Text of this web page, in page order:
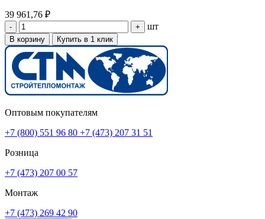
39 961,76 ₽
- + шт
В корзину Купить в 1 клик
Оптовым покупателям
+7 (800) 551 96 80 +7 (473) 207 31 51
Розница
+7 (473) 207 00 57
Монтаж
+7 (473) 269 42 90